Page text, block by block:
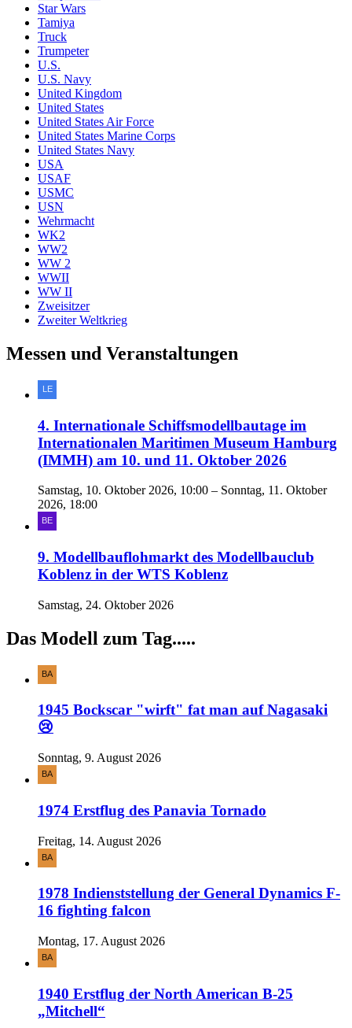
Star Wars
Tamiya
Truck
Trumpeter
U.S.
U.S. Navy
United Kingdom
United States
United States Air Force
United States Marine Corps
United States Navy
USA
USAF
USMC
USN
Wehrmacht
WK2
WW2
WW 2
WWII
WW II
Zweisitzer
Zweiter Weltkrieg
Messen und Veranstaltungen
4. Internationale Schiffsmodellbautage im
Internationalen Maritimen Museum Hamburg
(IMMH) am 10. und 11. Oktober 2026
Samstag, 10. Oktober 2026, 10:00 – Sonntag, 11. Oktober
2026, 18:00
9. Modellbauflohmarkt des Modellbauclub
Koblenz in der WTS Koblenz
Samstag, 24. Oktober 2026
Das Modell zum Tag.....
1945 Bockscar "wirft" fat man auf Nagasaki
😢
Sonntag, 9. August 2026
1974 Erstflug des Panavia Tornado
Freitag, 14. August 2026
1978 Indienststellung der General Dynamics F-
16 fighting falcon
Montag, 17. August 2026
1940 Erstflug der North American B-25
„Mitchell“